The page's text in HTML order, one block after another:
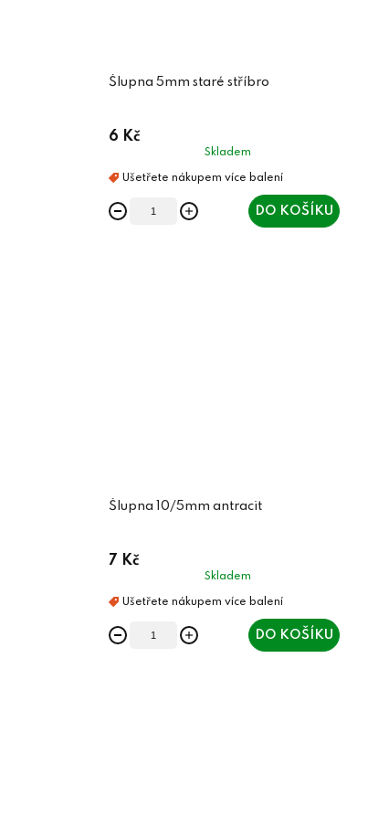
Šlupna 5mm staré stříbro
6 Kč
Skladem
DO KOŠÍKU
Šlupna 10/5mm antracit
7 Kč
Skladem
DO KOŠÍKU